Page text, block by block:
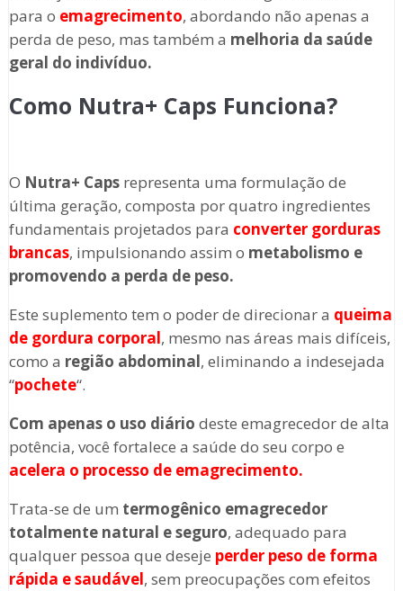
para o emagrecimento, abordando não apenas a
perda de peso, mas também a melhoria da saúde
geral do indivíduo.
Como Nutra+ Caps Funciona?
O Nutra+ Capsrepresenta uma formulação de
última geração, composta por quatro ingredientes
fundamentais projetados para converter gorduras
brancas, impulsionando assim o metabolismo e
promovendo a perda de peso.
Este suplemento tem o poder de direcionar a queima
de gordura corporal, mesmo nas áreas mais difíceis,
como a região abdominal, eliminando a indesejada
“pochete“.
Com apenas o uso diário deste emagrecedor de alta
potência, você fortalece a saúde do seu corpo e
acelera o processo de emagrecimento.
Trata-se de um termogênico emagrecedor
totalmente natural e seguro, adequado para
qualquer pessoa que deseje perder peso de forma
rápida e saudável, sem preocupações com efeitos